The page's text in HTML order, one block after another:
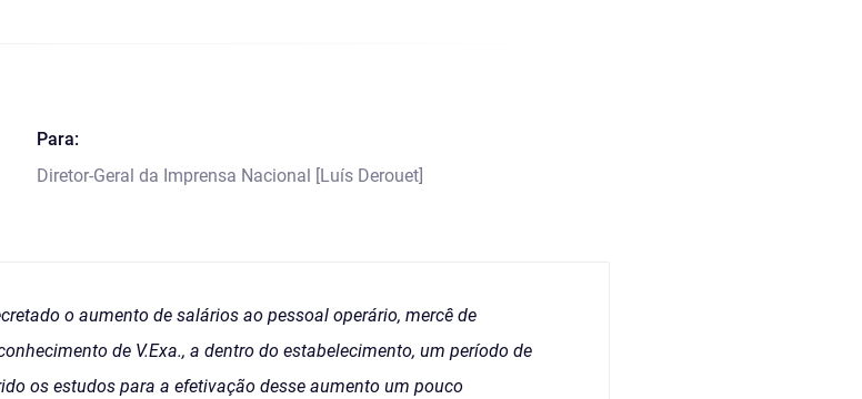
Para:
Diretor-Geral da Imprensa Nacional [Luís Derouet]
o aumento de salários ao pessoal operário, mercê de
de V.Exa., a dentro do estabelecimento, um período de
os estudos para a efetivação desse aumento um pouco